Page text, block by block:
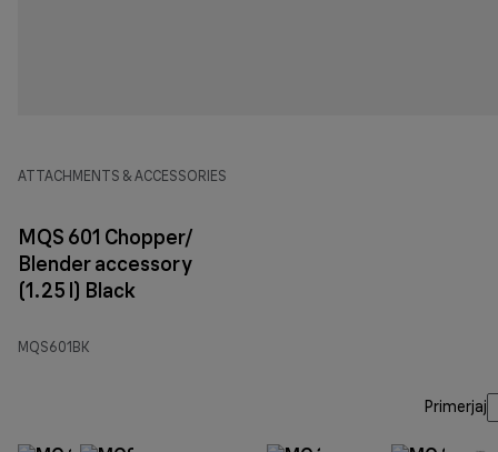
ATTACHMENTS & ACCESSORIES
MQS 601 Chopper/
Blender accessory
(1.25 l) Black
MQS601BK
Primerjaj